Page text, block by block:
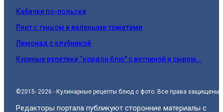
Кабачки по-польски
Риет с тунцом и вялеными томатами
Лимонад с клубникой
Куриные рулетики “кордон блю” с ветчиной и сыром…
©2015- 2026 - Кулинарные рецепты блюд с фото. Все права защищены.
Редакторы портала публикуют сторонние материалы с